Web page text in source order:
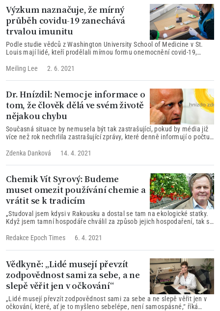
Výzkum naznačuje, že mírný
průběh covidu-19 zanechává
trvalou imunitu
Podle studie vědců z Washington University School of Medicine v St.
Louis mají lidé, kteří prodělali mírnou formu onemocnění covid-19,
Meiling Lee
2. 6. 2021
Dr. Hnízdil: Nemoc je informace o
tom, že člověk dělá ve svém životě
nějakou chybu
Současná situace by nemusela být tak zastrašující, pokud by média již
více než rok nechrlila zastrašující zprávy, které denně informují o počtu
strach, deprese. Ty pak způsobí, že lidé snadněji onemocní, a pak
Zdenka Danková 14. 4. 2021
Chemik Vít Syrový: Budeme
muset omezit používání chemie a
vrátit se k tradicím
„Studoval jsem kdysi v Rakousku a dostal se tam na ekologické statky.
Když jsem tamní hospodáře chválil za způsob jejich hospodaření, tak se
způsob hospodaření, protože takto se choval jejich tatínek, dědeček a
Redakce Epoch Times 6. 4. 2021
Vědkyně: „Lidé musejí převzít
zodpovědnost sami za sebe, a ne
slepě věřit jen v očkování“
„Lidé musejí převzít zodpovědnost sami za sebe a ne slepě věřit jen v
očkování, které, ať je to myšleno sebelépe, není samospásné,“ říká